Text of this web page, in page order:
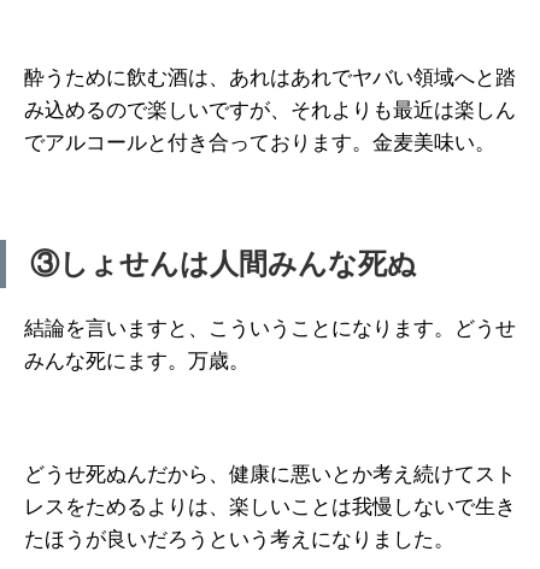
酔うために飲む酒は、あれはあれでヤバい領域へと踏
み込めるので楽しいですが、それよりも最近は楽しん
でアルコールと付き合っております。金麦美味い。
③しょせんは人間みんな死ぬ
結論を言いますと、こういうことになります。どうせ
みんな死にます。万歳。
どうせ死ぬんだから、健康に悪いとか考え続けてスト
レスをためるよりは、楽しいことは我慢しないで生き
たほうが良いだろうという考えになりました。